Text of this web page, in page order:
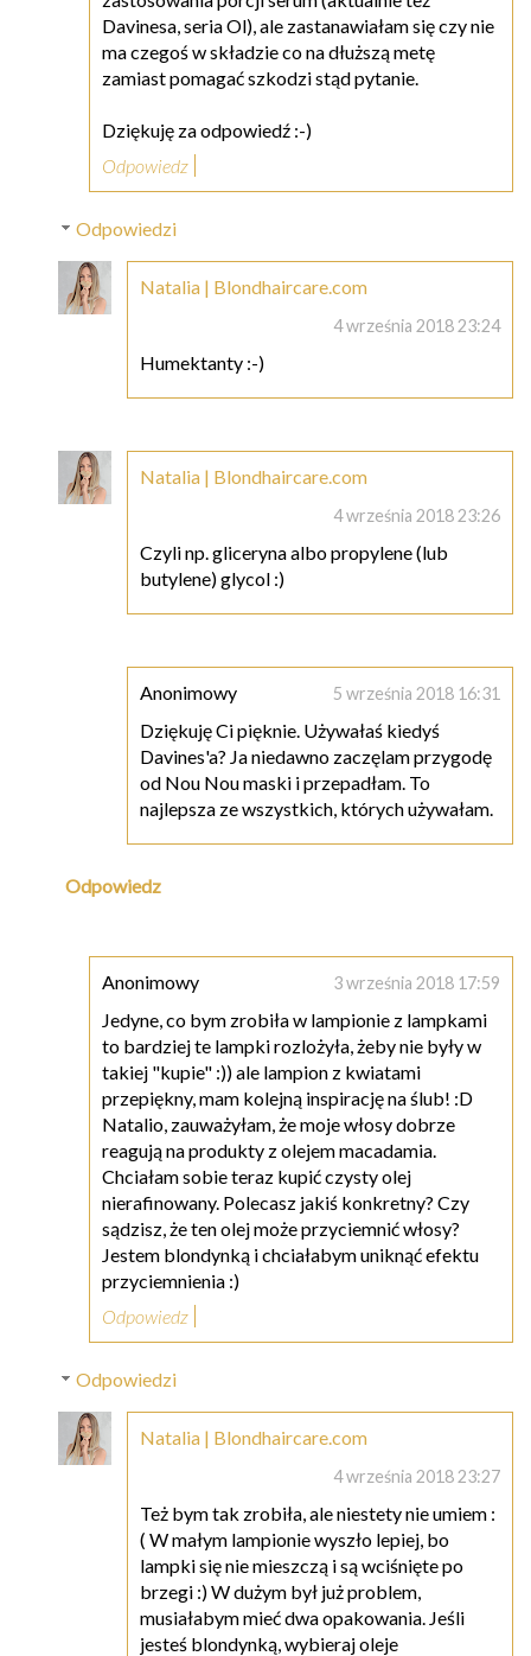
Davinesa, seria Ol), ale zastanawiałam się czy nie
ma czegoś w składzie co na dłuższą metę
zamiast pomagać szkodzi stąd pytanie.
Dziękuję za odpowiedź :-)
Odpowiedz
Odpowiedzi
Natalia | Blondhaircare.com
4 września 2018 23:24
Humektanty :-)
Natalia | Blondhaircare.com
4 września 2018 23:26
Czyli np. gliceryna albo propylene (lub
butylene) glycol :)
Anonimowy 5 września 2018 16:31
Dziękuję Ci pięknie. Używałaś kiedyś
Davines'a? Ja niedawno zaczęlam przygodę
od Nou Nou maski i przepadłam. To
najlepsza ze wszystkich, których używałam.
Odpowiedz
Anonimowy 3 września 2018 17:59
Jedyne, co bym zrobiła w lampionie z lampkami
to bardziej te lampki rozlożyła, żeby nie były w
takiej "kupie" :)) ale lampion z kwiatami
przepiękny, mam kolejną inspirację na ślub! :D
Natalio, zauważyłam, że moje włosy dobrze
reagują na produkty z olejem macadamia.
Chciałam sobie teraz kupić czysty olej
nierafinowany. Polecasz jakiś konkretny? Czy
sądzisz, że ten olej może przyciemnić włosy?
Jestem blondynką i chciałabym uniknąć efektu
przyciemnienia :)
Odpowiedz
Odpowiedzi
Natalia | Blondhaircare.com
4 września 2018 23:27
Też bym tak zrobiła, ale niestety nie umiem :
( W małym lampionie wyszło lepiej, bo
lampki się nie mieszczą i są wciśnięte po
brzegi :) W dużym był już problem,
musiałabym mieć dwa opakowania. Jeśli
jesteś blondynką, wybieraj oleje